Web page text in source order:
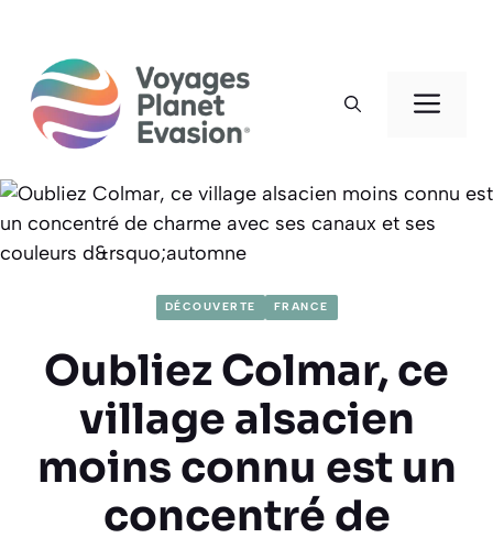
contenu
DÉCOUVERTE FRANCE
Oubliez Colmar, ce
village alsacien
moins connu est un
concentré de